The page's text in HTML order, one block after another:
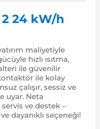
24 kW/h
maliyetiyle
hızlı ısıtma,
ile güvenilir
ile kolay
çalışır, sessiz ve
uyar. Neta
ve destek –
dayanıklı seçeneği!